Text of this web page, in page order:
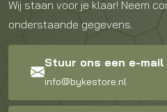
Wij staan voor je klaar! Neem
onderstaande gegevens.
Stuur ons een e-mail
info@bykestore.nl